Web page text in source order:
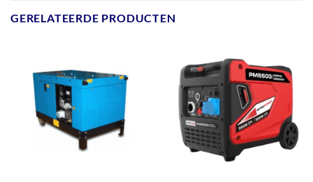
GERELATEERDE PRODUCTEN